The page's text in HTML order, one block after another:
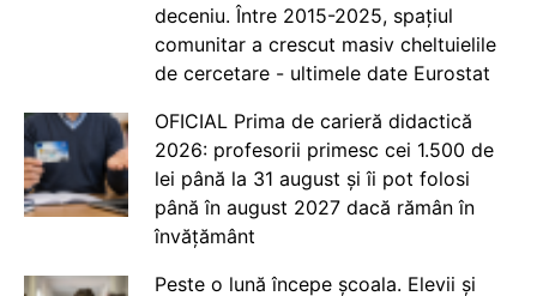
deceniu. Între 2015-2025, spațiul
comunitar a crescut masiv cheltuielile
de cercetare - ultimele date Eurostat
OFICIAL Prima de carieră didactică
2026: profesorii primesc cei 1.500 de
lei până la 31 august și îi pot folosi
până în august 2027 dacă rămân în
învățământ
Peste o lună începe școala. Elevii și